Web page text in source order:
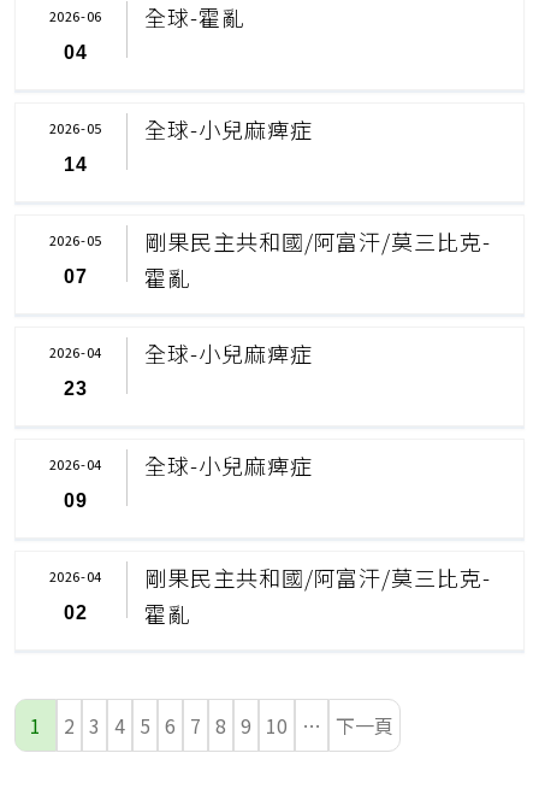
全球-霍亂
2026-06
04
全球-小兒麻痺症
2026-05
14
剛果民主共和國/阿富汗/莫三比克-
霍亂
2026-05
07
全球-小兒麻痺症
2026-04
23
全球-小兒麻痺症
2026-04
09
剛果民主共和國/阿富汗/莫三比克-
霍亂
2026-04
02
1 2 3 4 5 6 7 8 9 10 … 下一頁